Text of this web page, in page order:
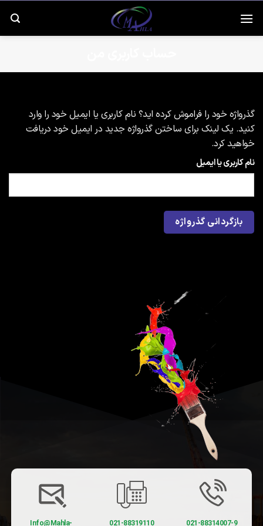
محتوا
گذرواژه خود را فراموش کرده اید؟ نام کاربری یا ایمیل خود را وارد
کنید. یک لینک برای ساختن گذرواژه جدید در ایمیل خود دریافت
خواهید کرد.
نام کاربری یا ایمیل
بازگردانی گذرواژه
021-88314007-9
021-88319110
Info@Mahla-